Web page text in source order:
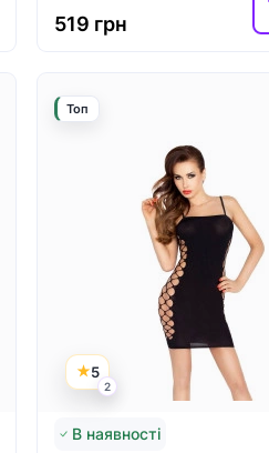
519 грн
5
2
Топ
В наявності